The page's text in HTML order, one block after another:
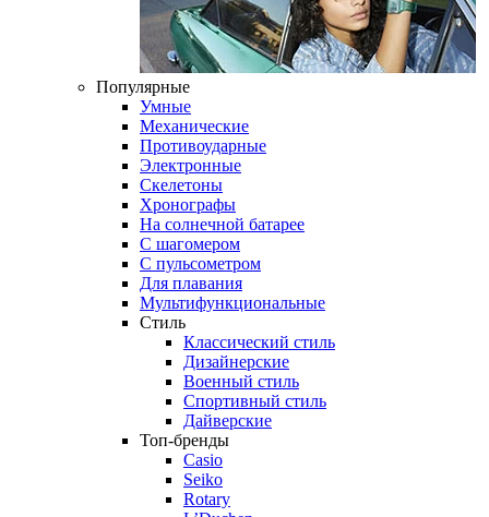
Популярные
Умные
Механические
Противоударные
Электронные
Скелетоны
Хронографы
На солнечной батарее
С шагомером
С пульсометром
Для плавания
Мультифункциональные
Стиль
Классический стиль
Дизайнерские
Военный стиль
Спортивный стиль
Дайверские
Топ-бренды
Casio
Seiko
Rotary